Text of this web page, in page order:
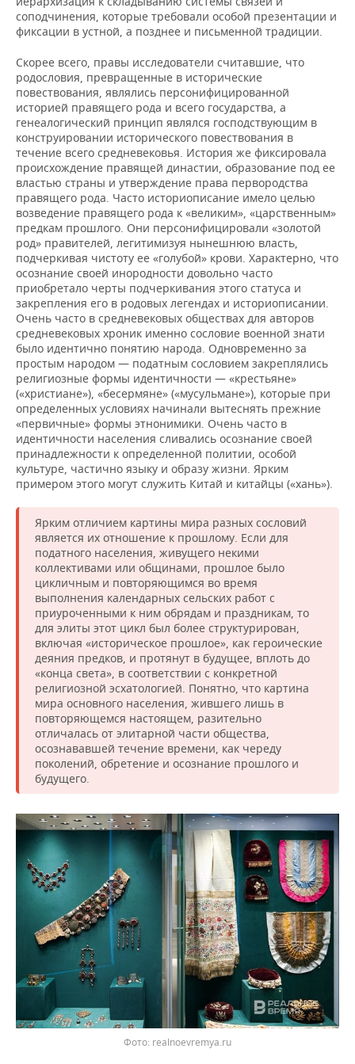
соподчинения, которые требовали особой презентации и
фиксации в устной, а позднее и письменной традиции.
Скорее всего, правы исследователи считавшие, что
родословия, превращенные в исторические
повествования, являлись персонифицированной
историей правящего рода и всего государства, а
генеалогический принцип являлся господствующим в
конструировании исторического повествования в
течение всего средневековья. История же фиксировала
происхождение правящей династии, образование под ее
властью страны и утверждение права первородства
правящего рода. Часто историописание имело целью
возведение правящего рода к «великим», «царственным»
предкам прошлого. Они персонифицировали «золотой
род» правителей, легитимизуя нынешнюю власть,
подчеркивая чистоту ее «голубой» крови. Характерно, что
осознание своей инородности довольно часто
приобретало черты подчеркивания этого статуса и
закрепления его в родовых легендах и историописании.
Очень часто в средневековых обществах для авторов
средневековых хроник именно сословие военной знати
было идентично понятию народа. Одновременно за
простым народом — податным сословием закреплялись
религиозные формы идентичности — «крестьяне»
(«христиане»), «бесермяне» («мусульмане»), которые при
определенных условиях начинали вытеснять прежние
«первичные» формы этнонимики. Очень часто в
идентичности населения сливались осознание своей
принадлежности к определенной политии, особой
культуре, частично языку и образу жизни. Ярким
примером этого могут служить Китай и китайцы («хань»).
Ярким отличием картины мира разных сословий
является их отношение к прошлому. Если для
податного населения, живущего некими
коллективами или общинами, прошлое было
цикличным и повторяющимся во время
выполнения календарных сельских работ с
приуроченными к ним обрядам и праздникам, то
для элиты этот цикл был более структурирован,
включая «историческое прошлое», как героические
деяния предков, и протянут в будущее, вплоть до
«конца света», в соответствии с конкретной
религиозной эсхатологией. Понятно, что картина
мира основного населения, жившего лишь в
повторяющемся настоящем, разительно
отличалась от элитарной части общества,
осознававшей течение времени, как череду
поколений, обретение и осознание прошлого и
будущего.
realnoevremya.ru